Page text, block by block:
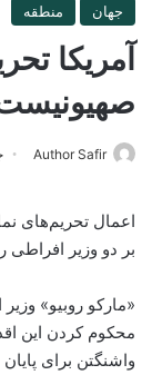
جهان منطقه
آمریکا
Author Safir
اعمال تحریم‌های
بر دو وزیر افراطی
«مارکو روبیو»
محکوم کردن این
واشنگتن برای